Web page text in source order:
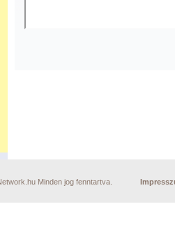
Minden jog fenntartva.